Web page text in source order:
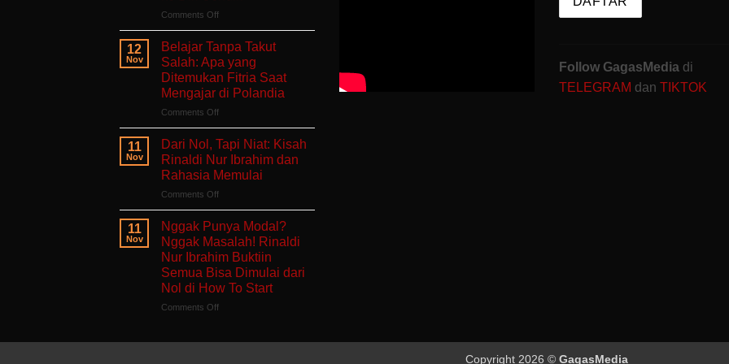
Aman
yang
Sedang
Berjuang
Comments Offon
Untukmu
Singgah
dan
Bercerita:
Buku
Self-
Tentang
Pulang
ke
Diri
Sendiri
12
Nov
Belajar Tanpa Takut
Salah: Apa yang
Ditemukan Fitria Saat
Mengajar di Polandia
Comments Offon
Tanpa
Takut
Salah:
Apa
yang
Ditemukan
Fitria
Saat
Mengajar
di
Polandia
11
Nov
Dari Nol, Tapi Niat: Kisah
Rinaldi Nur Ibrahim dan
Rahasia Memulai
Comments Offon
Tapi
Niat:
Kisah
Rinaldi
Nur
Ibrahim
Memulai
11
Nov
Nggak Punya Modal?
Nggak Masalah! Rinaldi
Nur Ibrahim Buktiin
Semua Bisa Dimulai dari
Nol di How To Start
Comments Offon
Follow GagasMedia di
TELEGRAM dan TIKTOK
Copyright 2026 © GagasMedia